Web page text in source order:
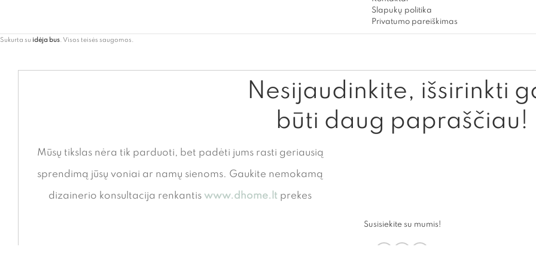
Slapukų politika
Privatumo pareiškimas
Sukurta su idėja bus. Visos teisės saugomos.
Nesijaudinkite, išsirinkti
būti daug papraščiau!
Mūsų tikslas nėra tik parduoti, bet padėti jums rasti geriausią
sprendimą jūsų voniai ar namų sienoms. Gaukite nemokamą
dizainerio konsultacija renkantis www.dhome.lt prekes
Susisiekite su mumis!